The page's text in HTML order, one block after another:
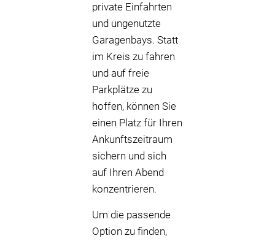
private Einfahrten
und ungenutzte
Garagenbays. Statt
im Kreis zu fahren
und auf freie
Parkplätze zu
hoffen, können Sie
einen Platz für Ihren
Ankunftszeitraum
sichern und sich
auf Ihren Abend
konzentrieren.
Um die passende
Option zu finden,